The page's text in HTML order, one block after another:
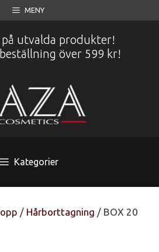
MENY
utvalda produkter!
över 599 kr!
Kategorier
/ Hårborttagning / BOX 20